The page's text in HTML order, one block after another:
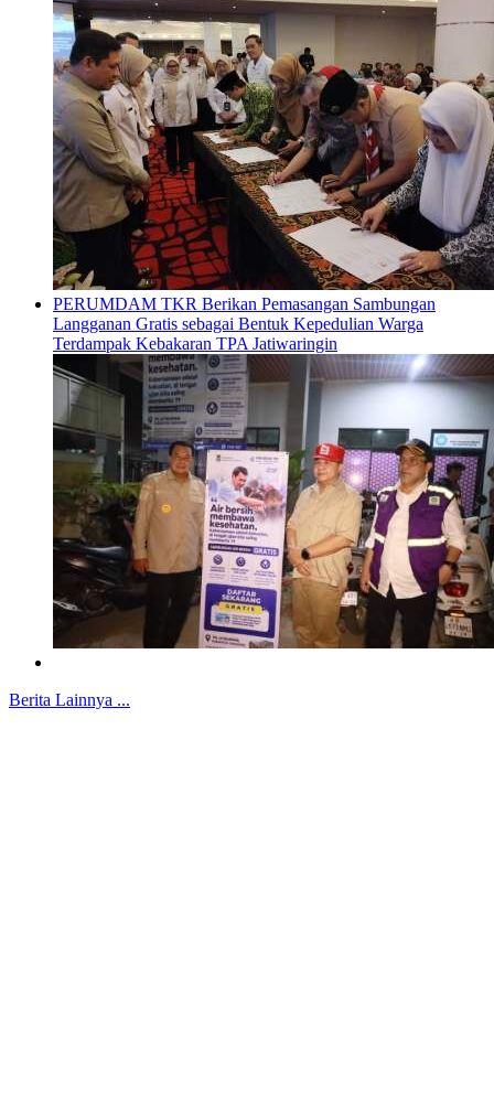
PERUMDAM TKR Berikan Pemasangan Sambungan
Langganan Gratis sebagai Bentuk Kepedulian Warga
Terdampak Kebakaran TPA Jatiwaringin
Berita Lainnya ...